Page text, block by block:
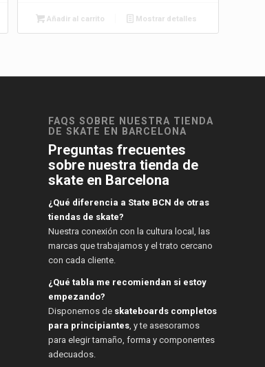
Añadir al carrito Mostrar detalles
FAQS SOBRE NUESTRA TIENDA
DE SKATE EN BARCELONA
Preguntas frecuentes
sobre nuestra tienda de
skate en Barcelona
¿Qué diferencia a State BCN de otras
tiendas de skate?
Nuestra conexión con la cultura local, las
marcas que trabajamos y el trato cercano
con cada cliente.
¿Qué tabla me recomiendan si estoy
empezando?
Disponemos de skateboards completos
para principiantes, y te asesoramos
para elegir tamaño, forma y componentes
adecuados.